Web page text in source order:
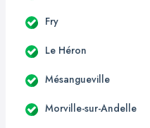
Fry
Le Héron
Mésangueville
Morville-sur-Andelle